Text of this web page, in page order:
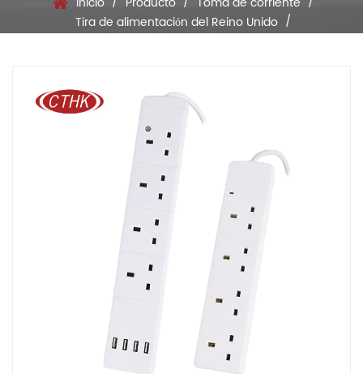
Tira de alimentación del Reino Unido /